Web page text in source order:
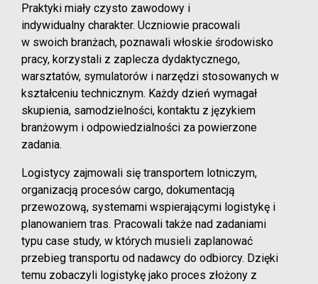
Praktyki miały czysto zawodowy i
indywidualny charakter. Uczniowie pracowali
w swoich branżach, poznawali włoskie środowisko
pracy, korzystali z zaplecza dydaktycznego,
warsztatów, symulatorów i narzędzi stosowanych w
kształceniu technicznym. Każdy dzień wymagał
skupienia, samodzielności, kontaktu z językiem
branżowym i odpowiedzialności za powierzone
zadania.
Logistycy zajmowali się transportem lotniczym,
organizacją procesów cargo, dokumentacją
przewozową, systemami wspierającymi logistykę i
planowaniem tras. Pracowali także nad zadaniami
typu case study, w których musieli zaplanować
przebieg transportu od nadawcy do odbiorcy. Dzięki
temu zobaczyli logistykę jako proces złożony z